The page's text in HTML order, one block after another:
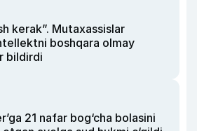
kerak”. Mutaxassislar
boshqara olmay
bildirdi
21 nafar bog‘cha bolasini